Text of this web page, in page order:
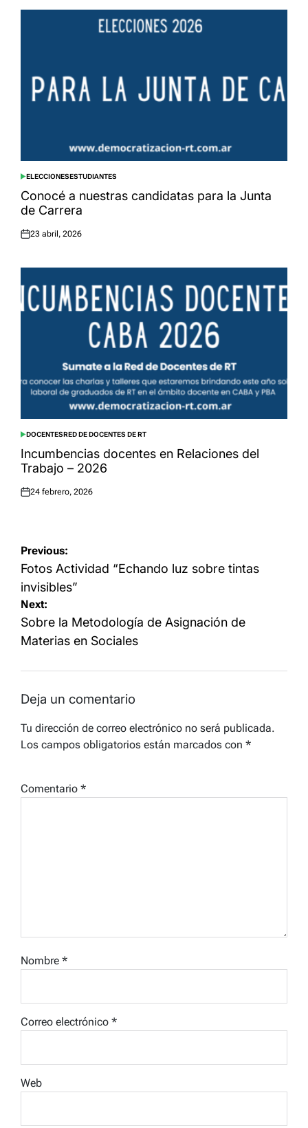
POSTED
IN
ELECCIONESESTUDIANTES
Conocé a nuestras candidatas para la Junta
de Carrera
Posted
23 abril, 2026
POSTED
IN
DOCENTESRED DE DOCENTES DE RT
Incumbencias docentes en Relaciones del
Trabajo – 2026
Posted
24 febrero, 2026
Navegación
de
entradas
Previous:
Fotos Actividad “Echando luz sobre tintas
invisibles”
Next:
Sobre la Metodología de Asignación de
Materias en Sociales
Deja un comentario
Tu dirección de correo electrónico no será publicada.
Los campos obligatorios están marcados con *
Comentario *
Nombre *
Correo electrónico *
Web